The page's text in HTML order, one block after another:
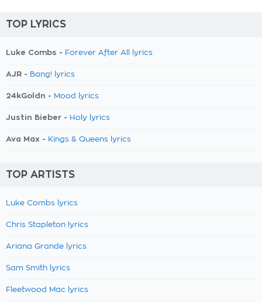
TOP LYRICS
Luke Combs - Forever After All lyrics
AJR - Bang! lyrics
24kGoldn - Mood lyrics
Justin Bieber - Holy lyrics
Ava Max - Kings & Queens lyrics
TOP ARTISTS
Luke Combs lyrics
Chris Stapleton lyrics
Ariana Grande lyrics
Sam Smith lyrics
Fleetwood Mac lyrics